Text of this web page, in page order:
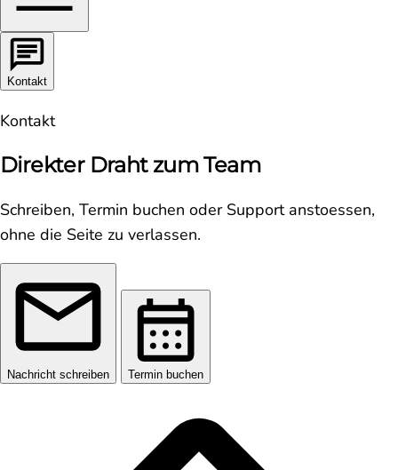
Kontakt
Kontakt
Direkter Draht zum Team
Schreiben, Termin buchen oder Support anstoessen,
ohne die Seite zu verlassen.
Nachricht schreiben Termin buchen